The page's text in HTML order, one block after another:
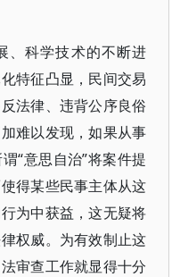
、科学技术的不断进
特征凸显，民间交易
法律、违背公序良俗
难以发现，如果从事
“意思自治”将案件提
得某些民事主体从这
为中获益，这无疑将
权威。为有效制止这
审查工作就显得十分